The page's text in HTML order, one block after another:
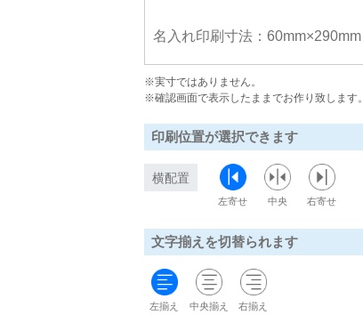
名入れ印刷寸法：60mm×290mm
※実寸ではありません。
※確認画面で表示したままでお作り致します。
印刷位置が選択できます
横配置
左寄せ 中央 右寄せ
文字揃えを切替られます
左揃え 中央揃え 右揃え